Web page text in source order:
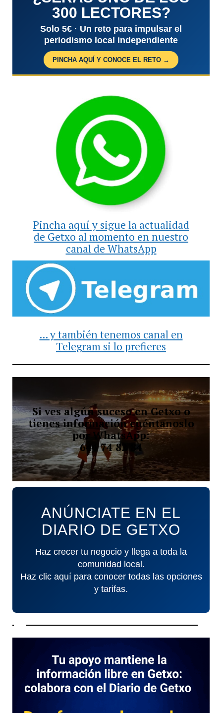
300 LECTORES?
Solo 5€ · Un reto para impulsar el
periodismo local independiente
PINCHA AQUÍ Y CONOCE EL RETO →
Pincha aquí y sigue la actualidad
de Getxo al momento en nuestro
canal de WhatsApp
... y también tenemos canal en
Telegram si lo prefieres
Si ves algún suceso en Getxo o
tienes información cuéntanoslo
por WhatsApp:
644 74 82 84
ANÚNCIATE EN EL
DIARIO DE GETXO
Haz crecer tu negocio y llega a toda la
comunidad local.
Haz clic aquí para conocer todas las opciones
y tarifas.